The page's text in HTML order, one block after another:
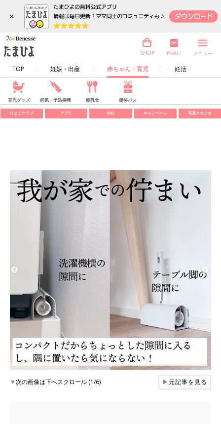
×
TOP 妊娠・出産 赤ちゃん・育児 妊活
SHOP 内祝い メニュー
育児グッズ 病気・予防接種 離乳食 優待パス
ひよこクラブ アプリ SNS キャンペーン 写真スタジオ
▼次の画像は下へスクロール (1/6) ▶元記事を見る